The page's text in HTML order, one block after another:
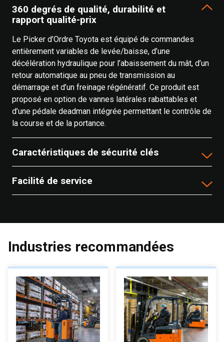
360 degrés de qualité, durabilité et
rapport qualité-prix
Le Picker d’Ordre Toyota est équipé de commandes
entièrement variables de levée/baisse, d’une
décélération hydraulique pour l’abaissement du mât, d’un
retour automatique au pneu de transmission au
démarrage et d’un freinage régénératif. Ce produit est
proposé en option de vannes latérales rabattables et
d’une pédale deadman intégrée permettant le contrôle de
la course et de la portance.
Caractéristiques de sécurité clés
Facilité de service
Industries recommandées